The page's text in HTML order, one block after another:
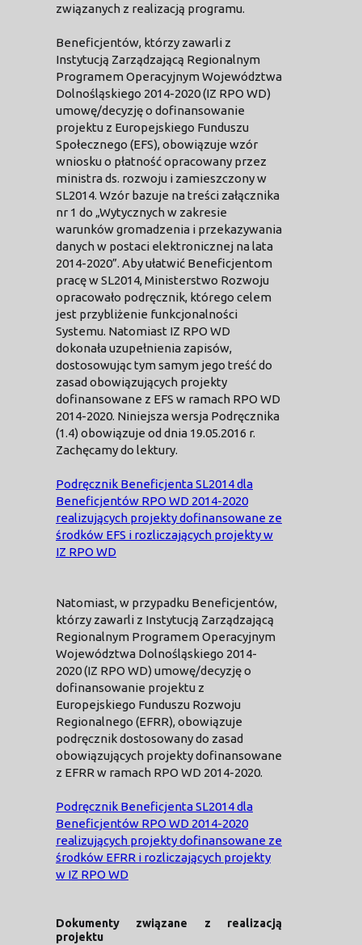
związanych z realizacją programu.
Beneficjentów, którzy zawarli z
Instytucją Zarządzającą Regionalnym
Programem Operacyjnym Województwa
Dolnośląskiego 2014-2020 (IZ RPO WD)
umowę/decyzję o dofinansowanie
projektu z Europejskiego Funduszu
Społecznego (EFS), obowiązuje wzór
wniosku o płatność opracowany przez
ministra ds. rozwoju i zamieszczony w
SL2014. Wzór bazuje na treści załącznika
nr 1 do „Wytycznych w zakresie
warunków gromadzenia i przekazywania
danych w postaci elektronicznej na lata
2014-2020”. Aby ułatwić Beneficjentom
pracę w SL2014, Ministerstwo Rozwoju
opracowało podręcznik, którego celem
jest przybliżenie funkcjonalności
Systemu. Natomiast IZ RPO WD
dokonała uzupełnienia zapisów,
dostosowując tym samym jego treść do
zasad obowiązujących projekty
dofinansowane z EFS w ramach RPO WD
2014-2020. Niniejsza wersja Podręcznika
(1.4) obowiązuje od dnia 19.05.2016 r.
Zachęcamy do lektury.
Podręcznik Beneficjenta SL2014 dla
Beneficjentów RPO WD 2014-2020
realizujących projekty dofinansowane ze
środków EFS i rozliczających projekty w
IZ RPO WD
Natomiast, w przypadku Beneficjentów,
którzy zawarli z Instytucją Zarządzającą
Regionalnym Programem Operacyjnym
Województwa Dolnośląskiego 2014-
2020 (IZ RPO WD) umowę/decyzję o
dofinansowanie projektu z
Europejskiego Funduszu Rozwoju
Regionalnego (EFRR), obowiązuje
podręcznik dostosowany do zasad
obowiązujących projekty dofinansowane
z EFRR w ramach RPO WD 2014-2020.
Podręcznik Beneficjenta SL2014 dla
Beneficjentów RPO WD 2014-2020
realizujących projekty dofinansowane ze
środków EFRR i rozliczających projekty
w IZ RPO WD
Dokumenty związane z realizacją
projektu